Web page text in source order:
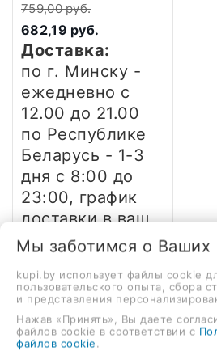
Mask
759,00 руб.
682,19 руб.
Доставка:
по г. Минску -
ежедневно с
12.00 до 21.00
по Республике
Беларусь - 1-3
дня с 8:00 до
23:00, график
доставки в ваш
населённый
у менеджера
Гарантия:
12 месяцев,
Мы заботимся о Ваших
kupi.by использует файлы cookie
пользовательского опыта, сбора
и представления
Нажав «Принять», Вы даете
файлов cookie в соответствии с
файлов cookie.